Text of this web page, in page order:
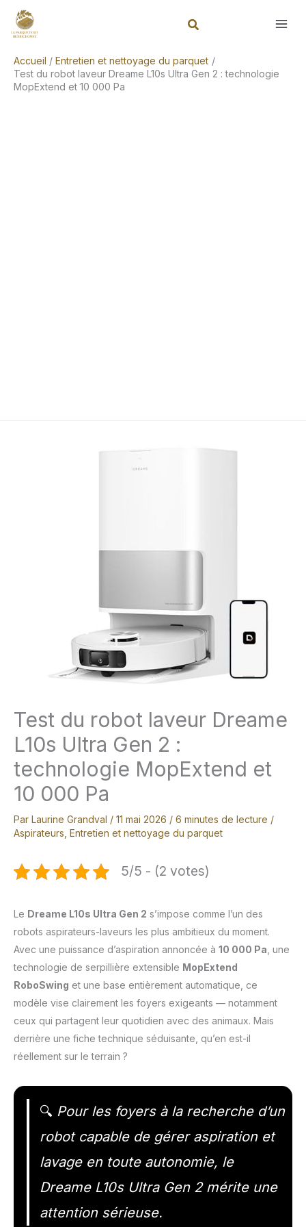
Accueil
Entretien et nettoyage du parquet
Test du robot laveur Dreame L10s Ultra Gen 2 : technologie
MopExtend et 10 000 Pa
Test du robot laveur Dreame
L10s Ultra Gen 2 :
technologie MopExtend et
10 000 Pa
Par Laurine Grandval / 11 mai 2026 / 6 minutes de lecture /
Aspirateurs Entretien et nettoyage du parquet
5/5 - (2 votes)
Le Dreame L10s Ultra Gen 2 s’impose comme l’un des
robots aspirateurs-laveurs les plus ambitieux du moment.
Avec une puissance d’aspiration annoncée à 10 000 Pa , une
technologie de serpillière extensible MopExtend
RoboSwing et une base entièrement automatique, ce
modèle vise clairement les foyers exigeants — notamment
ceux qui partagent leur quotidien avec des animaux. Mais
derrière une fiche technique séduisante, qu’en est-il
réellement sur le terrain ?
🔍 Pour les foyers à la recherche d’un
robot capable de gérer aspiration et
lavage en toute autonomie, le
Dreame L10s Ultra Gen 2 mérite une
attention sérieuse.
Rechercher